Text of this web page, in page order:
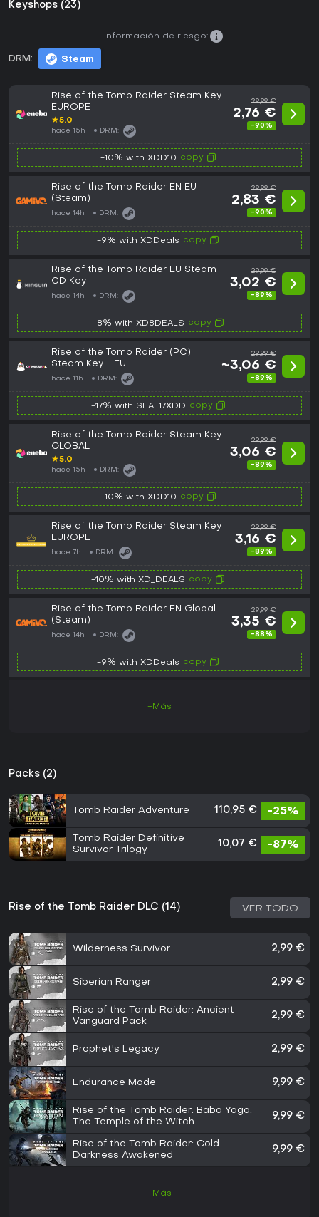
Keyshops (23)
DRM: Steam
Información de riesgo:
Rise of the Tomb Raider Steam Key
EUROPE
★5.0
hace 15h DRM:
29,99 €
2,76 €
-90%
-10% with XDD10 copy
Rise of the Tomb Raider EN EU
(Steam)
hace 14h DRM:
29,99 €
2,83 €
-90%
-9% with XDDeals copy
Rise of the Tomb Raider EU Steam
CD Key
hace 14h DRM:
29,99 €
3,02 €
-89%
-8% with XD8DEALS copy
Rise of the Tomb Raider (PC)
Steam Key - EU
hace 11h DRM:
29,99 €
~3,06 €
-89%
-17% with SEAL17XDD copy
Rise of the Tomb Raider Steam Key
GLOBAL
★5.0
hace 15h DRM:
29,99 €
3,06 €
-89%
-10% with XDD10 copy
Rise of the Tomb Raider Steam Key
EUROPE
hace 7h DRM:
29,99 €
3,16 €
-89%
-10% with XD_DEALS copy
Rise of the Tomb Raider EN Global
(Steam)
hace 14h DRM:
29,99 €
3,35 €
-88%
-9% with XDDeals copy
+Más
Packs (2)
Tomb Raider Adventure 110,95 € -25%
Tomb Raider Definitive
Survivor Trilogy
10,07 € -87%
Rise of the Tomb Raider DLC (14) VER TODO
Wilderness Survivor 2,99 €
Siberian Ranger 2,99 €
Rise of the Tomb Raider: Ancient
Vanguard Pack
2,99 €
Prophet's Legacy 2,99 €
Endurance Mode 9,99 €
Rise of the Tomb Raider: Baba Yaga:
The Temple of the Witch
9,99 €
Rise of the Tomb Raider: Cold
Darkness Awakened
9,99 €
+Más